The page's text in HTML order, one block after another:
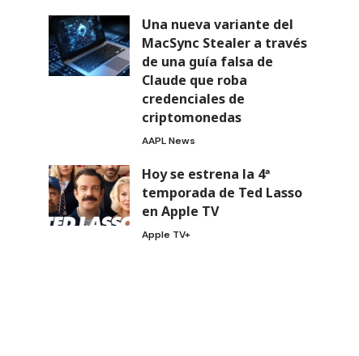
Una nueva variante del
MacSync Stealer a través
de una guía falsa de
Claude que roba
credenciales de
criptomonedas
AAPL News
Hoy se estrena la 4ª
temporada de Ted Lasso
en Apple TV
Apple TV+